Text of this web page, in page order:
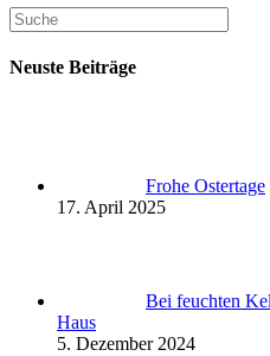
Neuste Beiträge
Frohe Ostertage
17. April 2025
Bei feuchten
Haus
5. Dezember 2024